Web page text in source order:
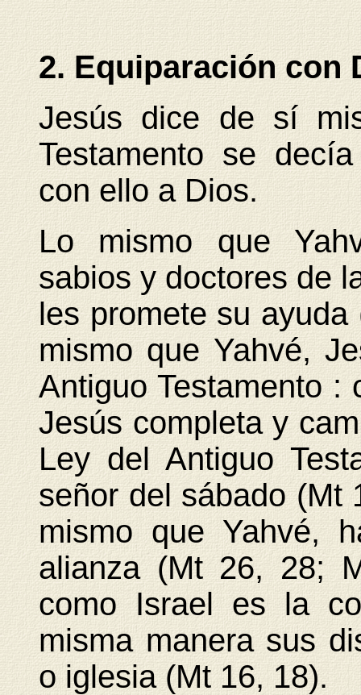
2. Equiparación con
Jesús dice de sí
Testamento se
con ello a Dios.
Lo mismo que
sabios y doctores de
les promete su ayuda
mismo que Yahvé,
Antiguo Testamento :
Jesús completa y
Ley del Antiguo
señor del sábado (Mt
mismo que Yahvé,
alianza (Mt 26, 28;
como Israel es la
misma manera sus
o iglesia (Mt 16, 18).